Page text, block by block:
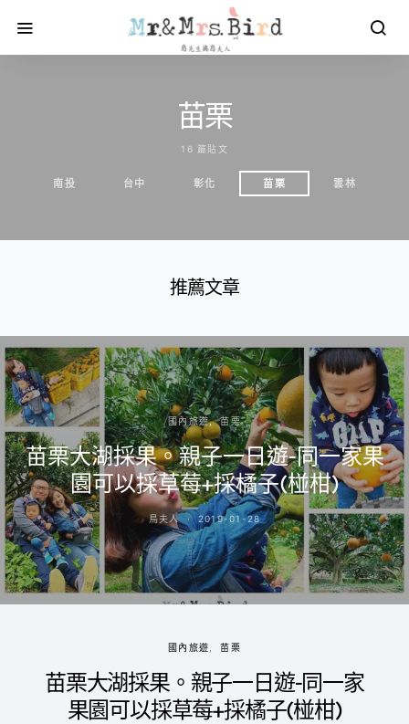
苗栗
16 篇貼文
南投 台中 彰化 苗栗 雲林
推薦文章
國內旅遊 苗栗
苗栗大湖採果。親子一日遊-同一家果
園可以採草莓+採橘子(椪柑)
鳥夫人 2019-01-28
國內旅遊 苗栗
苗栗大湖採果。親子一日遊-同一家
果園可以採草莓+採橘子(椪柑)